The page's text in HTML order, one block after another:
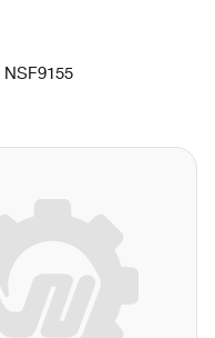
NSF9155